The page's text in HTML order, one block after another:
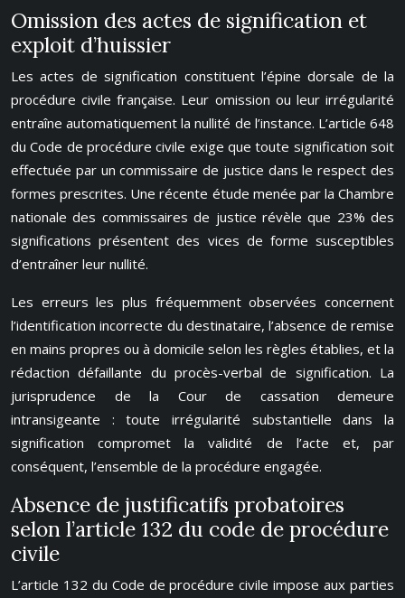
Omission des actes de signification et
exploit d’huissier
Les actes de signification constituent l’épine dorsale de la
procédure civile française. Leur omission ou leur irrégularité
entraîne automatiquement la nullité de l’instance. L’article 648
du Code de procédure civile exige que toute signification soit
effectuée par un commissaire de justice dans le respect des
formes prescrites. Une récente étude menée par la Chambre
nationale des commissaires de justice révèle que 23% des
significations présentent des vices de forme susceptibles
d’entraîner leur nullité.
Les erreurs les plus fréquemment observées concernent
l’identification incorrecte du destinataire, l’absence de remise
en mains propres ou à domicile selon les règles établies, et la
rédaction défaillante du procès-verbal de signification. La
jurisprudence de la Cour de cassation demeure
intransigeante : toute irrégularité substantielle dans la
signification compromet la validité de l’acte et, par
conséquent, l’ensemble de la procédure engagée.
Absence de justificatifs probatoires
selon l’article 132 du code de procédure
civile
L’article 132 du Code de procédure civile impose aux parties